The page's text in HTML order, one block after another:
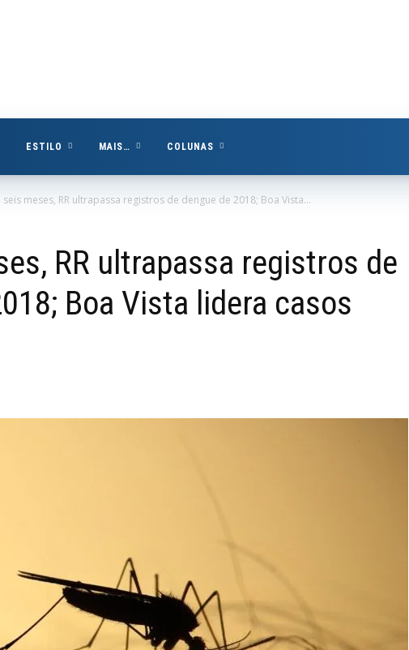
ESTILO MAIS… COLUNAS
seis meses, RR ultrapassa registros de dengue de 2018; Boa Vista...
RR ultrapassa registros de
Boa Vista lidera casos